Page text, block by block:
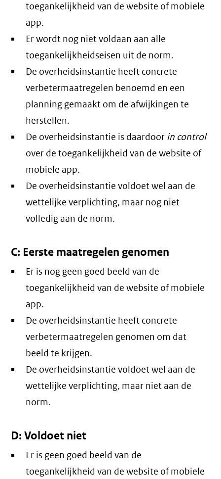
toegankelijkheid van de website of mobiele
app.
Er wordt nog niet voldaan aan alle
toegankelijkheidseisen uit de norm.
De overheidsinstantie heeft concrete
verbetermaatregelen benoemd en een
planning gemaakt om de afwijkingen te
herstellen.
De overheidsinstantie is daardoor in control
over de toegankelijkheid van de website of
mobiele app.
De overheidsinstantie voldoet wel aan de
wettelijke verplichting, maar nog niet
volledig aan de norm.
C: Eerste maatregelen genomen
Er is nog geen goed beeld van de
toegankelijkheid van de website of mobiele
app.
De overheidsinstantie heeft concrete
verbetermaatregelen genomen om dat
beeld te krijgen.
De overheidsinstantie voldoet wel aan de
wettelijke verplichting, maar niet aan de
norm.
D: Voldoet niet
Er is geen goed beeld van de
toegankelijkheid van de website of mobiele